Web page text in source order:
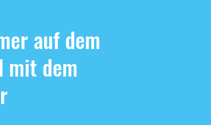
auf dem
mit dem